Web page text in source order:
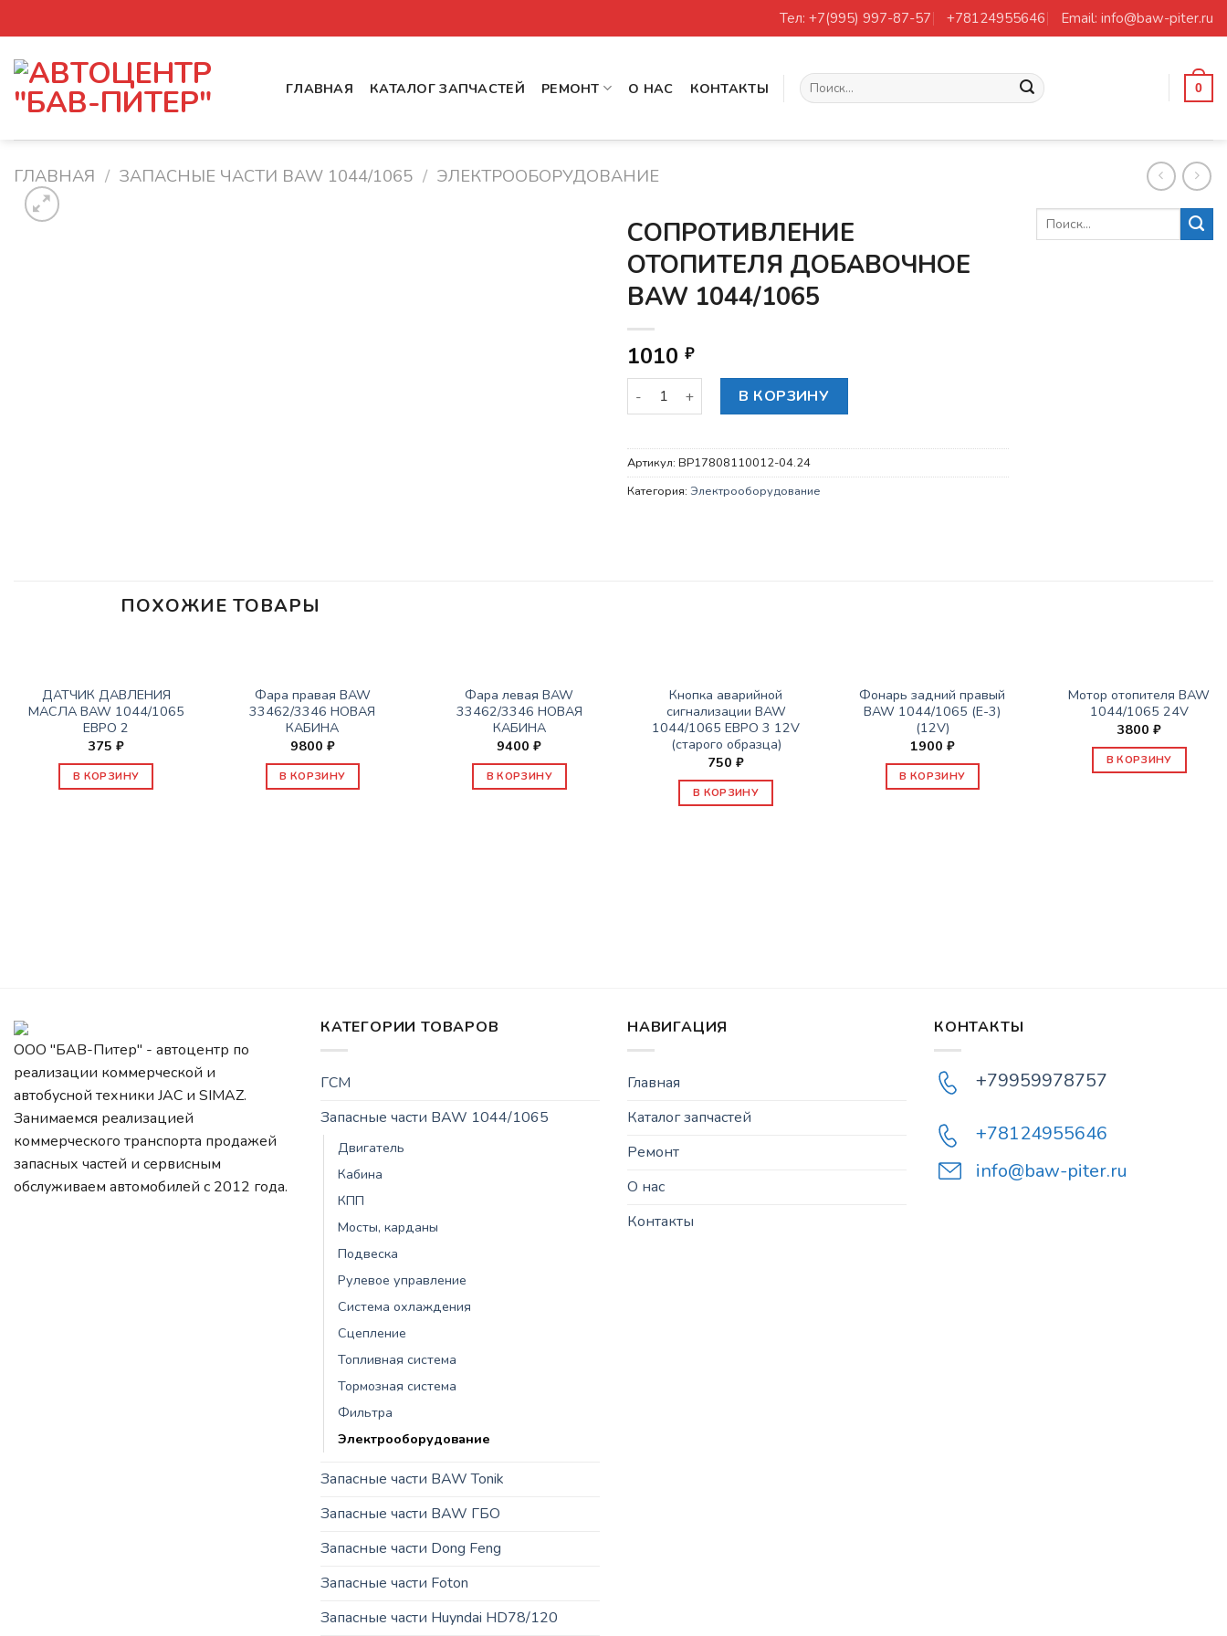
to
content
Тел: +7(995) 997-87-57 +78124955646 Email: info@baw-piter.ru
ГЛАВНАЯ КАТАЛОГ ЗАПЧАСТЕЙ РЕМОНТ О НАС КОНТАКТЫ Искать: 0
ГЛАВНАЯ / ЗАПАСНЫЕ ЧАСТИ BAW 1044/1065 / ЭЛЕКТРООБОРУДОВАНИЕ
СОПРОТИВЛЕНИЕ
ОТОПИТЕЛЯ ДОБАВОЧНОЕ
BAW 1044/1065
1010 ₽
Количество товара СОПРОТИВЛЕНИЕ ОТОПИТЕЛЯ ДОБАВОЧНОЕ BAW 1044/1065
В КОРЗИНУ
Артикул: BP17808110012-04.24
Категория: Электрооборудование
ПОХОЖИЕ ТОВАРЫ
ДАТЧИК ДАВЛЕНИЯ
МАСЛА BAW 1044/1065
ЕВРО 2
375₽
В КОРЗИНУ
Фара правая BAW
33462/3346 НОВАЯ
КАБИНА
9800 ₽
В КОРЗИНУ
Фара левая BAW
33462/3346 НОВАЯ
КАБИНА
9400₽
В КОРЗИНУ
Кнопка аварийной
сигнализации BAW
1044/1065 ЕВРО 3 12V
(старого образца)
750₽
В КОРЗИНУ
Фонарь задний правый
BAW 1044/1065 (Е-3)
(12V)
1900 ₽
В КОРЗИНУ
Мотор отопителя BAW
1044/1065 24V
3800₽
В КОРЗИНУ
ООО "БАВ-Питер" - автоцентр по
реализации коммерческой и
автобусной техники JAC и SIMAZ.
Занимаемся реализацией
коммерческого транспорта продажей
запасных частей и сервисным
обслуживаем автомобилей c 2012 года.
КАТЕГОРИИ ТОВАРОВ
ГСМ
Запасные части BAW 1044/1065
Двигатель
Кабина
КПП
Мосты, карданы
Подвеска
Рулевое управление
Система охлаждения
Сцепление
Топливная система
Тормозная система
Фильтра
Электрооборудование
Запасные части BAW Tonik
Запасные части BAW ГБО
Запасные части Dong Feng
Запасные части Foton
Запасные части Huyndai HD78/120
НАВИГАЦИЯ
Главная
Каталог запчастей
Ремонт
О нас
Контакты
КОНТАКТЫ
+79959978757
+78124955646
info@baw-piter.ru